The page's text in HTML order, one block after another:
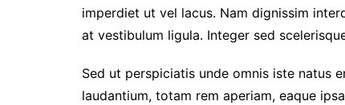
imperdiet ut vel lacus. Nam dignissim
at vestibulum ligula. Integer sed
Sed ut perspiciatis unde omnis iste natus
laudantium, totam rem aperiam, eaque